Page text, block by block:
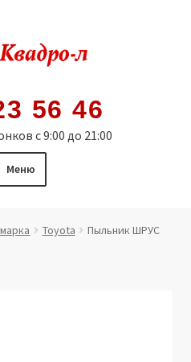
56 46
с 9:00 до 21:00
Меню
Toyota
Пыльник ШРУС